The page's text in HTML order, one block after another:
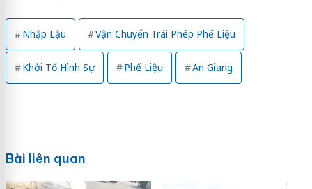
Nhập Lậu Vận Chuyển Trái Phép Phế Liệu
Khởi Tố Hình Sự Phế Liệu An Giang
Bài liên quan